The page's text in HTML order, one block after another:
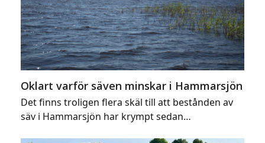
Oklart varför säven minskar i Hammarsjön
Det finns troligen flera skäl till att bestånden av
säv i Hammarsjön har krympt sedan…